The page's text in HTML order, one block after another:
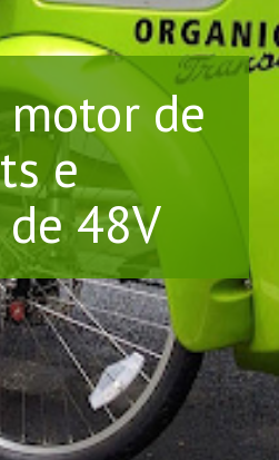
motor de
e
48V